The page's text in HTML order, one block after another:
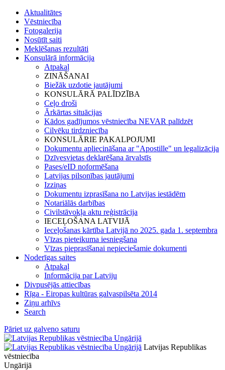
Aktualitātes
Vēstniecība
Fotogalerija
Nosūtīt saiti
Meklēšanas rezultāti
Konsulārā informācija
Atpakaļ
ZINĀŠANAI
Biežāk uzdotie jautājumi
KONSULĀRĀ PALĪDZĪBA
Ceļo droši
Ārkārtas situācijas
Kādos gadījumos vēstniecība NEVAR palīdzēt
Cilvēku tirdzniecība
KONSULĀRIE PAKALPOJUMI
Dokumentu apliecināšana ar "Apostille" un legalizācija
Dzīvesvietas deklarēšana ārvalstīs
Pases/eID noformēšana
Latvijas pilsonības jautājumi
Izziņas
Dokumentu izprasīšana no Latvijas iestādēm
Notariālās darbības
Civilstāvokļa aktu reģistrācija
IECEĻOŠANA LATVIJĀ
Ieceļošanas kārtība Latvijā no 2025. gada 1. septembra
Vīzas pieteikuma iesniegšana
Vīzas pieprasīšanai nepieciešamie dokumenti
Noderīgas saites
Atpakaļ
Informācija par Latviju
Divpusējās attiecības
Rīga - Eiropas kultūras galvaspilsēta 2014
Ziņu arhīvs
Search
Pāriet uz galveno saturu
Latvijas Republikas
vēstniecība
Ungārijā